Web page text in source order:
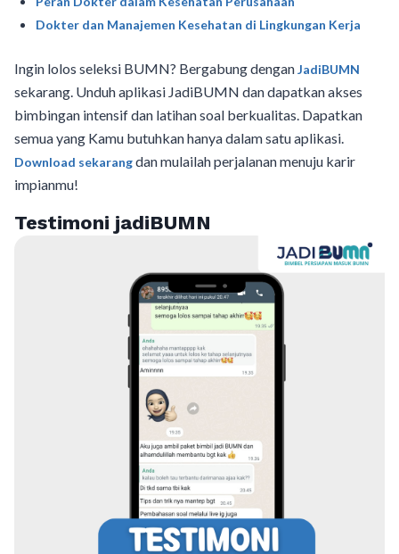
Dokter dan Manajemen Kesehatan di Lingkungan Kerja
Ingin lolos seleksi BUMN? Bergabung denganJadiBUMN
sekarang. Unduh aplikasi JadiBUMN dan dapatkan akses
bimbingan intensif dan latihan soal berkualitas. Dapatkan
semua yang Kamu butuhkan hanya dalam satu aplikasi.
Download sekarangdan mulailah perjalanan menuju karir
impianmu!
Testimoni jadiBUMN